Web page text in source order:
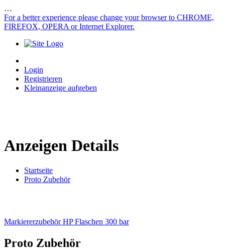
…
For a better experience please change your browser to CHROME,
FIREFOX, OPERA or Internet Explorer.
Login
Registrieren
Kleinanzeige aufgeben
Anzeigen Details
Startseite
Proto Zubehör
MarkiererzubehörHP Flaschen 300 bar
Proto Zubehör